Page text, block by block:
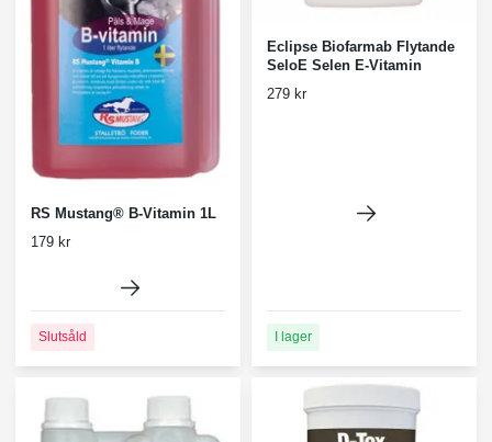
RS Mustang® B-Vitamin 1L
179 kr
Slutsåld
Eclipse Biofarmab Flytande
SeloE Selen E-Vitamin
279 kr
I lager